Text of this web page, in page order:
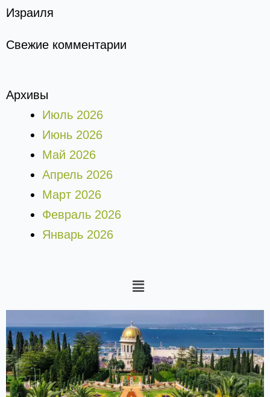
Израиля
Свежие комментарии
Архивы
Июль 2026
Июнь 2026
Май 2026
Апрель 2026
Март 2026
Февраль 2026
Январь 2026
Меню